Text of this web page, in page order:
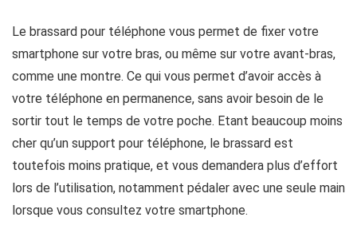
Le brassard pour téléphone vous permet de fixer votre
smartphone sur votre bras, ou même sur votre avant-bras,
comme une montre. Ce qui vous permet d’avoir accès à
votre téléphone en permanence, sans avoir besoin de le
sortir tout le temps de votre poche. Etant beaucoup moins
cher qu’un support pour téléphone, le brassard est
toutefois moins pratique, et vous demandera plus d’effort
lors de l’utilisation, notamment pédaler avec une seule main
lorsque vous consultez votre smartphone.